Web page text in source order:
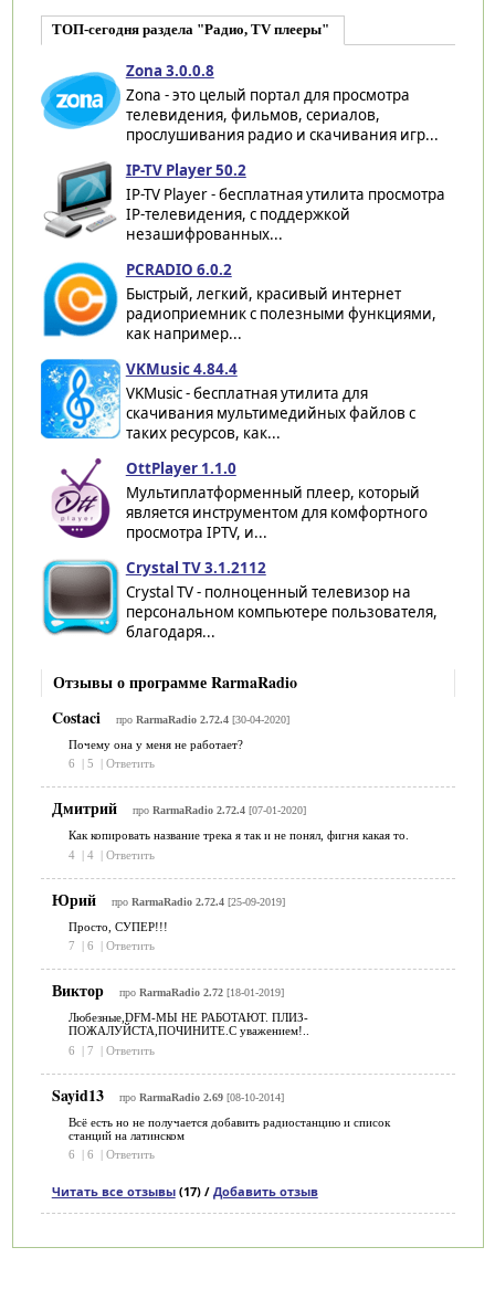
ТОП-сегодня раздела "Радио, TV плееры"
Zona 3.0.0.8
Zona - это целый портал для просмотра
телевидения, фильмов, сериалов,
прослушивания радио и скачивания игр...
IP-TV Player 50.2
IP-TV Player - бесплатная утилита просмотра
IP-телевидения, с поддержкой
незашифрованных...
PCRADIO 6.0.2
Быстрый, легкий, красивый интернет
радиоприемник с полезными функциями,
как например...
VKMusic 4.84.4
VKMusic - бесплатная утилита для
скачивания мультимедийных файлов с
таких ресурсов, как...
OttPlayer 1.1.0
Мультиплатформенный плеер, который
является инструментом для комфортного
просмотра IPTV, и...
Crystal TV 3.1.2112
Crystal TV - полноценный телевизор на
персональном компьютере пользователя,
благодаря...
Отзывы о программе RarmaRadio
Costaci
про RarmaRadio 2.72.4[30-04-2020]
Почему она у меня не работает?
6
5 Ответить
Дмитрий про RarmaRadio 2.72.4[07-01-2020]
Как копировать название трека я так и не понял, фигня какая то.
4 | 4 | Ответить
Юрий про RarmaRadio 2.72.4[25-09-2019]
Просто, СУПЕР!!!
7
6 Ответить
Виктор про RarmaRadio 2.72[18-01-2019]
Любезные,DFM-МЫ НЕ РАБОТАЮТ. ПЛИЗ-
ПОЖАЛУЙСТА,ПОЧИНИТЕ.С уважением!..
6
| 7 | Ответить
Sayid13 про RarmaRadio 2.69[08-10-2014]
Всё есть но не получается добавить радиостанцию и список
станций на латинском
6
6 Ответить
Читать все отзывы(17) / Добавить отзыв